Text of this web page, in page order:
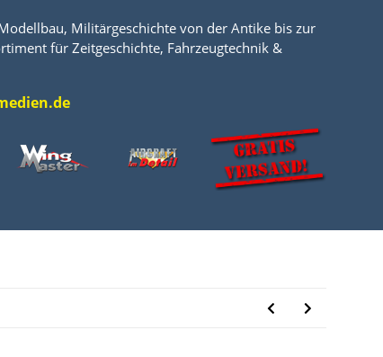
Militärgeschichte von der Antike bis zur
für Zeitgeschichte, Fahrzeugtechnik &